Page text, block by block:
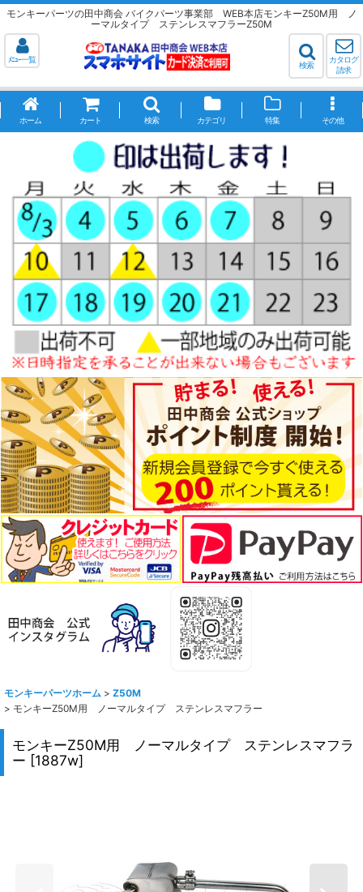
モンキーパーツの田中商会 バイクパーツ事業部 WEB本店モンキーZ50M用 ノ
ーマルタイプ ステンレスマフラーZ50M
ﾒﾆｭｰ一覧
検索
カタログ
請求
ホーム カート 検索 カテゴリ 特集 その他
モンキーパーツホーム > Z50M
> モンキーZ50M用 ノーマルタイプ ステンレスマフラー
モンキーZ50M用 ノーマルタイプ ステンレスマフラ
ー [1887w]